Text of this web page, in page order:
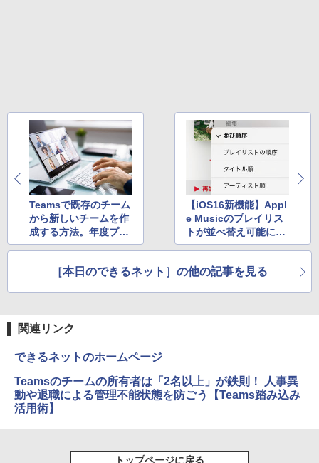
Teamsで既存のチーム
から新しいチームを作
成する方法。年度プロ
ジェクトなどをスムー
ms踏み込み活用術】
【iOS16新機能】Appl
e Musicのプレイリス
トが並べ替え可能に！
アーティスト順やリリ
できる ほか
［本日のできるネット］の他の記事を見る
関連リンク
できるネットのホームページ
Teamsのチームの所有者は「2名以上」が鉄則！ 人事異
動や退職による管理不能状態を防ごう【Teams踏み込み
活用術】
トップページに戻る